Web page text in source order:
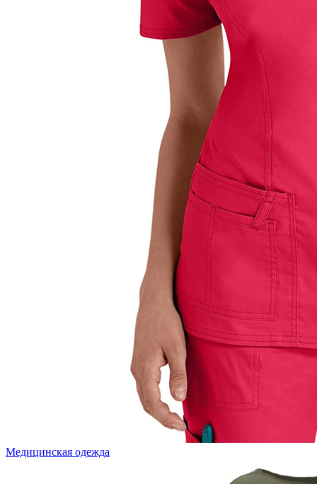
Медицинская одежда